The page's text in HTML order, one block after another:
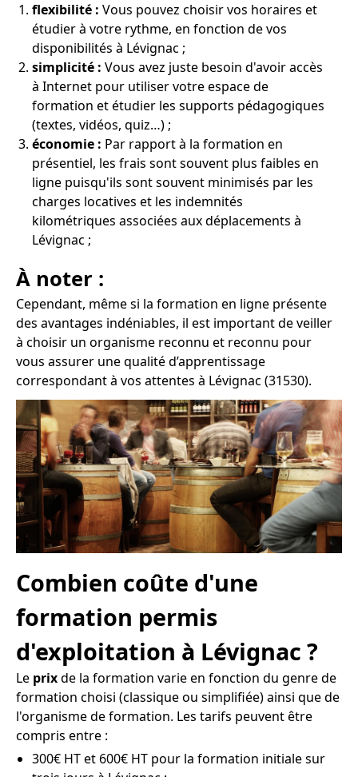
flexibilité : Vous pouvez choisir vos horaires et
étudier à votre rythme, en fonction de vos
disponibilités à Lévignac ;
simplicité : Vous avez juste besoin d'avoir accès
à Internet pour utiliser votre espace de
formation et étudier les supports pédagogiques
(textes, vidéos, quiz…) ;
économie : Par rapport à la formation en
présentiel, les frais sont souvent plus faibles en
ligne puisqu'ils sont souvent minimisés par les
charges locatives et les indemnités
kilométriques associées aux déplacements à
Lévignac ;
À noter :
Cependant, même si la formation en ligne présente
des avantages indéniables, il est important de veiller
à choisir un organisme reconnu et reconnu pour
vous assurer une qualité d’apprentissage
correspondant à vos attentes à Lévignac (31530).
Combien coûte d'une
formation permis
d'exploitation à Lévignac ?
Le prixde la formation varie en fonction du genre de
formation choisi (classique ou simplifiée) ainsi que de
l'organisme de formation. Les tarifs peuvent être
compris entre :
300€ HT et 600€ HT pour la formation initiale sur